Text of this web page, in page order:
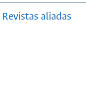
Revistas aliadas